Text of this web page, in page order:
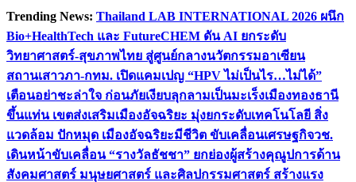
Skip
content
Trending News: Thailand LAB INTERNATIONAL 2026 ผนึก
Bio+HealthTech และ FutureCHEM ดัน AI ยกระดับ
วิทยาศาสตร์-สุขภาพไทย สู่ศูนย์กลางนวัตกรรมอาเซียน
สถานเสาวภา-กทม. เปิดแคมเปญ “HPV ไม่เป็นไร…ไม่ได้”
เตือนอย่าชะล่าใจ ก่อนภัยเงียบลุกลามเป็นมะเร็งเมืองทองธานี
ขึ้นแท่น เขตส่งเสริมเมืองอัจฉริยะ มุ่งยกระดับเทคโนโลยี สิ่ง
แวดล้อม ปักหมุด เมืองอัจฉริยะมีชีวิต ขับเคลื่อนเศรษฐกิจวช.
เดินหน้าขับเคลื่อน “รางวัลธัชชา” ยกย่องผู้สร้างคุณูปการด้าน
สังคมศาสตร์ มนุษยศาสตร์ และศิลปกรรมศาสตร์ สร้างแรง